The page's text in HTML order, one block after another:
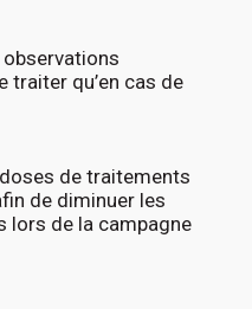
traiter qu’en cas de
de traitements
de diminuer les
lors de la campagne